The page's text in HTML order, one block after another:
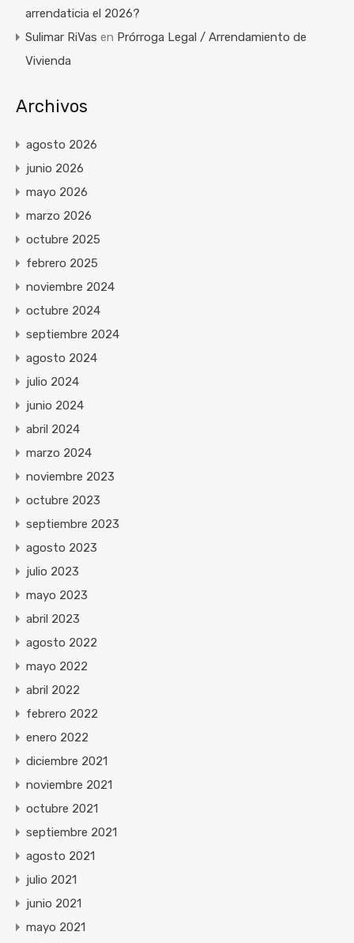
arrendaticia el 2026?
Sulimar RiVas en Prórroga Legal / Arrendamiento de
Vivienda
Archivos
agosto 2026
junio 2026
mayo 2026
marzo 2026
octubre 2025
febrero 2025
noviembre 2024
octubre 2024
septiembre 2024
agosto 2024
julio 2024
junio 2024
abril 2024
marzo 2024
noviembre 2023
octubre 2023
septiembre 2023
agosto 2023
julio 2023
mayo 2023
abril 2023
agosto 2022
mayo 2022
abril 2022
febrero 2022
enero 2022
diciembre 2021
noviembre 2021
octubre 2021
septiembre 2021
agosto 2021
julio 2021
junio 2021
mayo 2021